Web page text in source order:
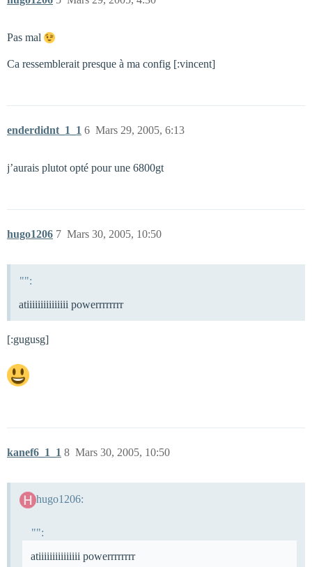
Pas mal
Ca ressemblerait presque à ma config [:vincent]
enderdidnt_1_1 Mars 29, 2005, 6:13
6
j’aurais plutot opté pour une 6800gt
hugo1206 Mars 30, 2005, 10:50
7
"":
atiiiiiiiiiiiiiii powerrrrrrrr
[:gugusg]
kanef6_1_1 Mars 30, 2005, 10:50
8
hugo1206:
"":
atiiiiiiiiiiiiiii powerrrrrrrr